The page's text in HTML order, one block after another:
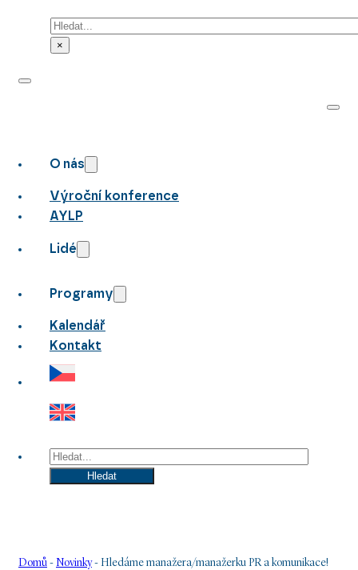
Hledat
×
O nás
Výroční konference
AYLP
Lidé
Programy
Kalendář
Kontakt
Hledat
Hledat
Domů - Novinky- Hledáme manažera/manažerku PR a komunikace!